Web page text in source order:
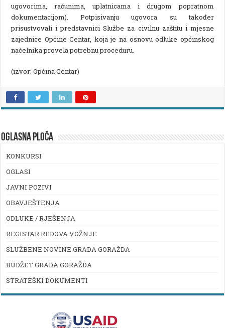
ugovorima, računima, uplatnicama i drugom popratnom
dokumentacijom). Potpisivanju ugovora su također
prisustvovali i predstavnici Službe za civilnu zaštitu i mjesne
zajednice Općine Centar, koja je na osnovu odluke općinskog
načelnika provela potrebnu proceduru.
(izvor: Općina Centar)
OGLASNA PLOČA
KONKURSI
OGLASI
JAVNI POZIVI
OBAVJEŠTENJA
ODLUKE / RJEŠENJA
REGISTAR REDOVA VOŽNJE
SLUŽBENE NOVINE GRADA GORAŽDA
BUDŽET GRADA GORAŽDA
STRATEŠKI DOKUMENTI